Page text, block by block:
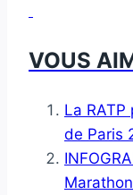
VOUS
La
de Paris